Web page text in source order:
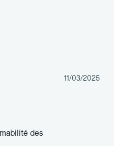
11/03/2025
des